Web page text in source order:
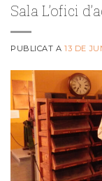
Sala L’ofici
PUBLICAT A13 DE